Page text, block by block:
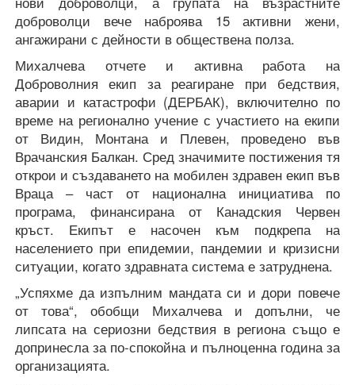
доброволци вече наброява 15 активни жени,
ангажирани с дейности в обществена полза.
Михалчева отчете и активна работа на
Доброволния екип за реагиране при бедствия,
аварии и катастрофи (ДЕРБАК), включително по
време на регионално учение с участието на екипи
от Видин, Монтана и Плевен, проведено във
Врачанския Балкан. Сред значимите постижения тя
открои и създаването на мобилен здравен екип във
Враца – част от национална инициатива по
програма, финансирана от Канадския Червен
кръст. Екипът е насочен към подкрепа на
населението при епидемии, пандемии и кризисни
ситуации, когато здравната система е затруднена.
„Успяхме да изпълним мандата си и дори повече
от това“, обобщи Михалчева и допълни, че
липсата на сериозни бедствия в региона също е
допринесла за по-спокойна и пълноценна година за
организацията.